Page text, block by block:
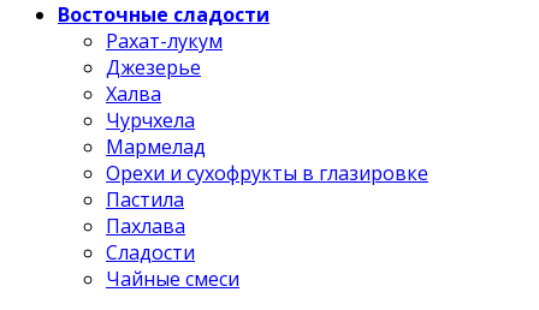
Восточные сладости
Рахат-лукум
Джезерье
Халва
Чурчхела
Мармелад
Орехи и сухофрукты в глазировке
Пастила
Пахлава
Сладости
Чайные смеси